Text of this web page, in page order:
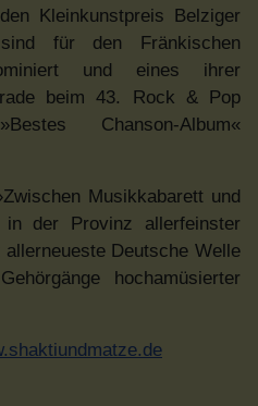
Kleinkunstpreis Belziger
für den Fränkischen
und eines ihrer
beim 43. Rock & Pop
Chanson-Album«
Musikkabarett und
in der Provinz allerfeinster
Deutsche Welle
hochamüsierter